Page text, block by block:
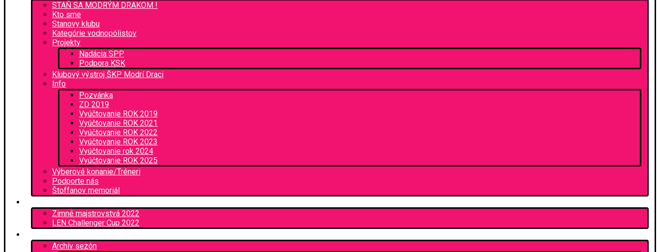
STAŇ SA MODRÝM DRAKOM !
Kto sme
Stanovy klubu
Kategórie vodnopólistov
Projekty
Nadácia SPP
Podpora KSK
Klubový výstroj ŠKP Modrí Draci
Info
Pozvánka
ZD 2019
Vyúčtovanie ROK 2019
Vyúčtovanie ROK 2021
Vyúčtovanie ROK 2022
Vyúčtovanie ROK 2023
Vyúčtovanie rok 2024
Vyúčtovanie ROK 2025
Výberové konanie/Tréneri
Podporte nás
Štoffanov memoriál
Zimné majstrovstvá 2022
LEN Challenger Cup 2022
Archív sezón